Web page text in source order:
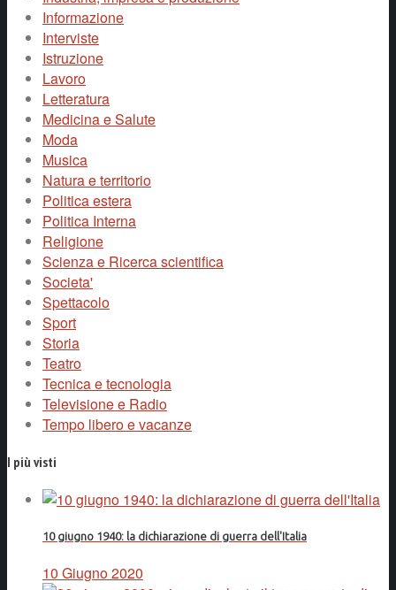
Informazione
Interviste
Istruzione
Lavoro
Letteratura
Medicina e Salute
Moda
Musica
Natura e territorio
Politica estera
Politica Interna
Religione
Scienza e Ricerca scientifica
Societa'
Spettacolo
Sport
Storia
Teatro
Tecnica e tecnologia
Televisione e Radio
Tempo libero e vacanze
I più visti
10 giugno 1940: la dichiarazione di guerra dell'Italia
10 Giugno 2020